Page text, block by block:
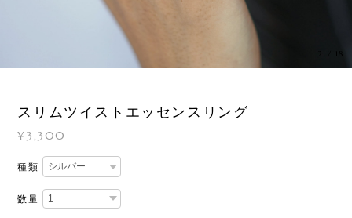
スリムツイストエッセンスリング
¥3,300
種類
数量